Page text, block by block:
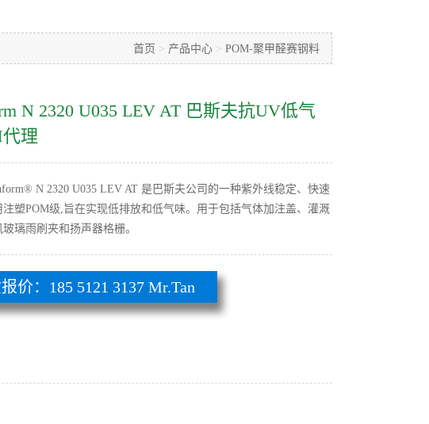
首页 > 产品中心 > POM-聚甲醛赛钢料
N 2320 U035 LEV AT 巴斯夫抗UV低气
理
N 2320 U035 LEV AT 是巴斯夫公司的一种紫外线稳定、快速
注塑POM级,旨在实现低排放和低气味。用于包括气体加注盖、灌溉
璃雨刷夹和扬声器格栅。
价：185 5121 3137 Mr.Tan